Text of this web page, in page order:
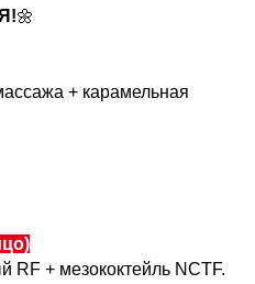
🌼
+ карамельная
RF + мезококтейль NCTF.